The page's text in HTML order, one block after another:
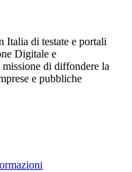
Italia di testate e portali
Digitale e
di diffondere la
e pubbliche